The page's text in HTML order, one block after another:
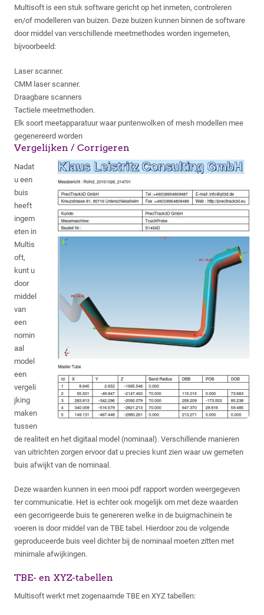
Multisoft is een stuk software gericht op het inmeten, controleren
en/of modelleren van buizen. Deze buizen kunnen binnen de software
door middel van verschillende meetmethodes worden ingemeten,
bijvoorbeeld:
Laser scanner.
CMM laser scanner.
Draagbare scanners
Tactiele meetmethoden.
Elk soort meetapparatuur waar puntenwolken of mesh modellen mee
gegenereerd worden
Vergelijken / Corrigeren
Nadat
u een
buis
heeft
ingem
eten in
Multis
oft,
kunt u
door
middel
van
een
nomin
aal
model
een
vergeli
jking
maken
tussen
de realiteit en het digitaal model (nominaal). Verschillende manieren
van uitrichten zorgen ervoor dat u precies kunt zien waar uw gemeten
buis afwijkt van de nominaal.
Deze waarden kunnen in een mooi pdf rapport worden weergegeven
ter communicatie. Het is echter ook mogelijk om met deze waarden
een gecorrigeerde buis te genereren welke in de buigmachinein te
voeren is door middel van de TBE tabel. Hierdoor zou de volgende
geproduceerde buis veel dichter bij de nominaal moeten zitten met
minimale afwijkingen.
TBE- en XYZ-tabellen
Multisoft werkt met zogenaamde TBE en XYZ tabellen: